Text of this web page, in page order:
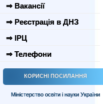
⇒ Вакансії
⇒ Реєстрація в ДНЗ
⇒ ІРЦ
⇒ Телефони
КОРИСНІ ПОСИЛАННЯ
Міністерство освіти і науки України